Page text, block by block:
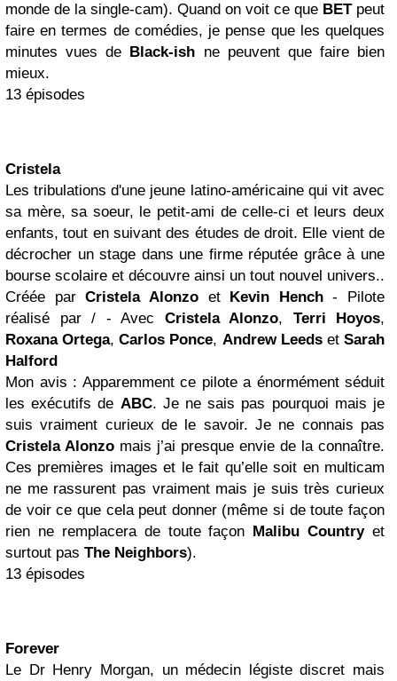
monde de la single-cam). Quand on voit ce que BETpeut
faire en termes de comédies, je pense que les quelques
minutes vues de Black-ish ne peuvent que faire bien
mieux.
13 épisodes
Cristela
Les tribulations d'une jeune latino-américaine qui vit avec
sa mère, sa soeur, le petit-ami de celle-ci et leurs deux
enfants, tout en suivant des études de droit. Elle vient de
décrocher un stage dans une firme réputée grâce à une
bourse scolaire et découvre ainsi un tout nouvel univers..
Créée parCristela Alonzoet Kevin Hench- Pilote
réalisé par / - Avec Cristela Alonzo, Terri Hoyos,
Roxana Ortega,Carlos Ponce, Andrew LeedsetSarah
Halford
Mon avis : Apparemment ce pilote a énormément séduit
les exécutifs de ABC. Je ne sais pas pourquoi mais je
suis vraiment curieux de le savoir. Je ne connais pas
Cristela Alonzo mais j’ai presque envie de la connaître.
Ces premières images et le fait qu’elle soit en multicam
ne me rassurent pas vraiment mais je suis très curieux
de voir ce que cela peut donner (même si de toute façon
rien ne remplacera de toute façon Malibu Countryet
surtout pas The Neighbors).
13 épisodes
Forever
Le Dr Henry Morgan, un médecin légiste discret mais